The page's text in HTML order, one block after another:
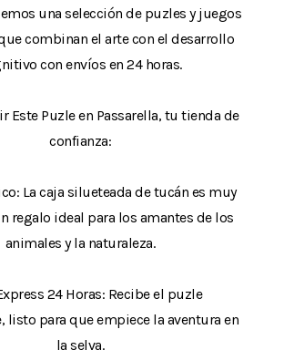
una selección de puzles y juegos
combinan el arte con el desarrollo
con envíos en 24 horas.
Este Puzle en Passarella, tu tienda de
confianza:
La caja silueteada de tucán es muy
regalo ideal para los amantes de los
animales y la naturaleza.
24 Horas: Recibe el puzle
listo para que empiece la aventura en
la selva.